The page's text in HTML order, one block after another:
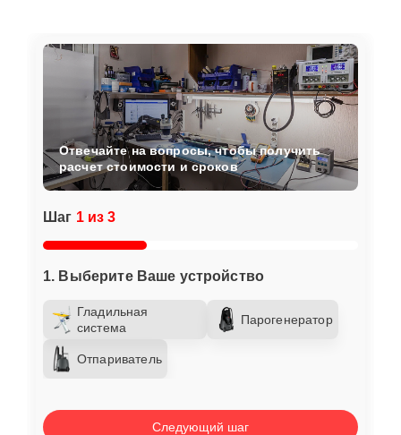
Шаг 1 из 3
1. Выберите Ваше устройство
Гладильная
система
Парогенератор
Отпариватель
Отвечайте на вопросы, чтобы получить
расчет стоимости и сроков
Следующий шаг